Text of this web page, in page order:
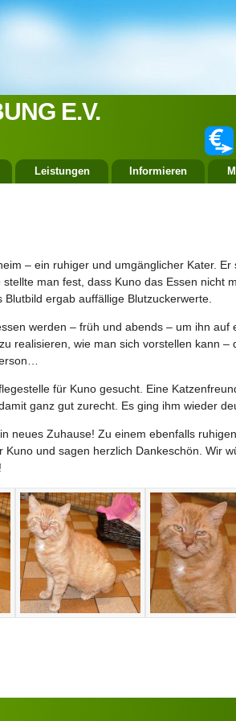
E.V.
Leistungen Informieren
– ein ruhiger und umgänglicher Kater. Er
man fest, dass Kuno das Essen nicht
ergab auffällige Blutzuckerwerte.
werden – früh und abends – um ihn
realisieren, wie man sich vorstellen kann
für Kuno gesucht. Eine
ganz gut zurecht. Es ging ihm wieder
neues Zuhause! Zu einem ebenfalls
und sagen herzlich Dankeschön. Wir